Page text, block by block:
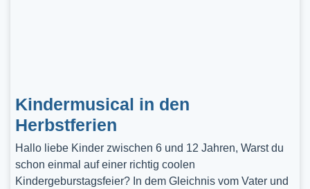
Kindermusical in den
Herbstferien
Hallo liebe Kinder zwischen 6 und 12 Jahren, Warst du
schon einmal auf einer richtig coolen
Kindergeburstagsfeier? In dem Gleichnis vom Vater und